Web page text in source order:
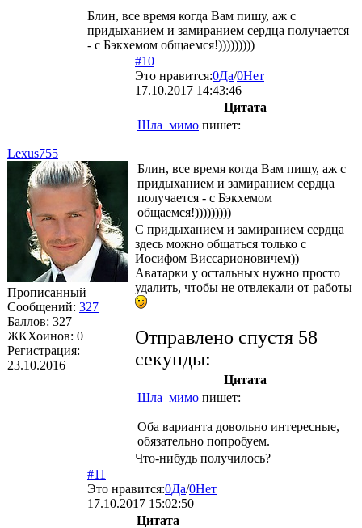
Блин, все время когда Вам пишу, аж с
придыханием и замиранием сердца получается
- с Бэкхемом общаемся!)))))))))
Lexus755
Прописанный
Сообщений: 327
Баллов: 327
ЖКХоинов: 0
Регистрация:
23.10.2016
#10
Это нравится:0Да/0Нет
17.10.2017 14:43:46
Цитата
Шла_мимо пишет:
Блин, все время когда Вам пишу, аж с
придыханием и замиранием сердца
получается - с Бэкхемом
общаемся!)))))))))
С придыханием и замиранием сердца
здесь можно общаться только с
Иосифом Виссарионовичем))
Аватарки у остальных нужно просто
удалить, чтобы не отвлекали от работы
Отправлено спустя 58
секунды:
Цитата
Шла_мимо пишет:
Оба варианта довольно интересные,
обязательно попробуем.
Что-нибудь получилось?
#11
Это нравится:0Да/0Нет
17.10.2017 15:02:50
Цитата